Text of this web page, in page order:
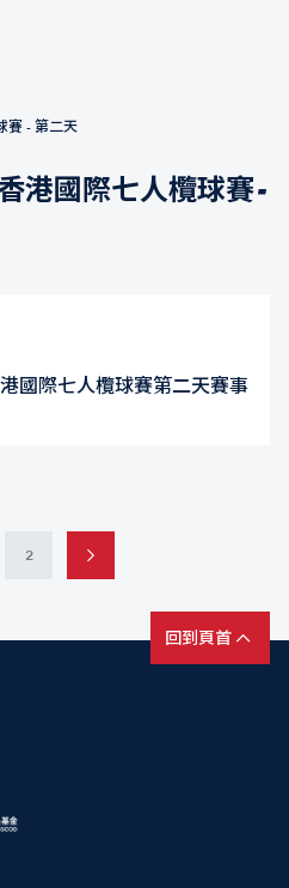
賽 - 第二天
港國際七人欖球賽 -
國際七人欖球賽第二天賽事
2
回到頁首